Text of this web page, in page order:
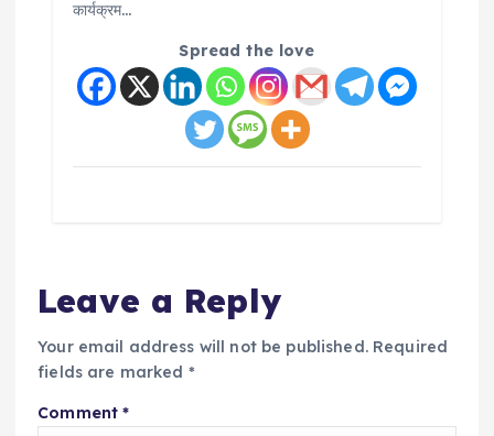
कार्यक्रम…
Spread the love
Leave a Reply
Your email address will not be published. Required
fields are marked *
Comment*